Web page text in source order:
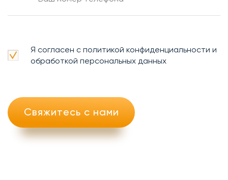
Я согласен с политикой конфиденциальности и
обработкой персональных данных
Свяжитесь с нами